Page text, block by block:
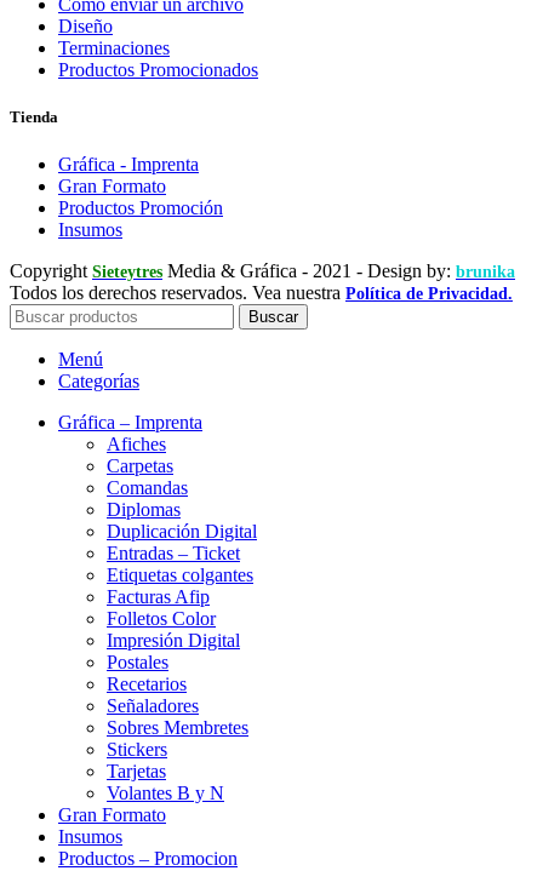
Cómo enviar un archivo
Diseño
Terminaciones
Productos Promocionados
Tienda
Gráfica - Imprenta
Gran Formato
Productos Promoción
Insumos
Copyright Sieteytres Media & Gráfica - 2021 - Design by: brunika
Todos los derechos reservados. Vea nuestra Política de Privacidad.
Buscar
Menú
Categorías
Gráfica – Imprenta
Afiches
Carpetas
Comandas
Diplomas
Duplicación Digital
Entradas – Ticket
Etiquetas colgantes
Facturas Afip
Folletos Color
Impresión Digital
Postales
Recetarios
Señaladores
Sobres Membretes
Stickers
Tarjetas
Volantes B y N
Gran Formato
Insumos
Productos – Promocion